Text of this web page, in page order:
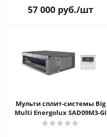
57 000руб./шт
Мульти сплит-системы Big
Multi Energolux SAD09M3-GI